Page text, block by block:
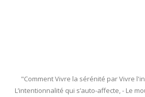
"Comment Vivre la sérénité par Vivre
L’intentionnalité qui s’auto-affecte, - Le